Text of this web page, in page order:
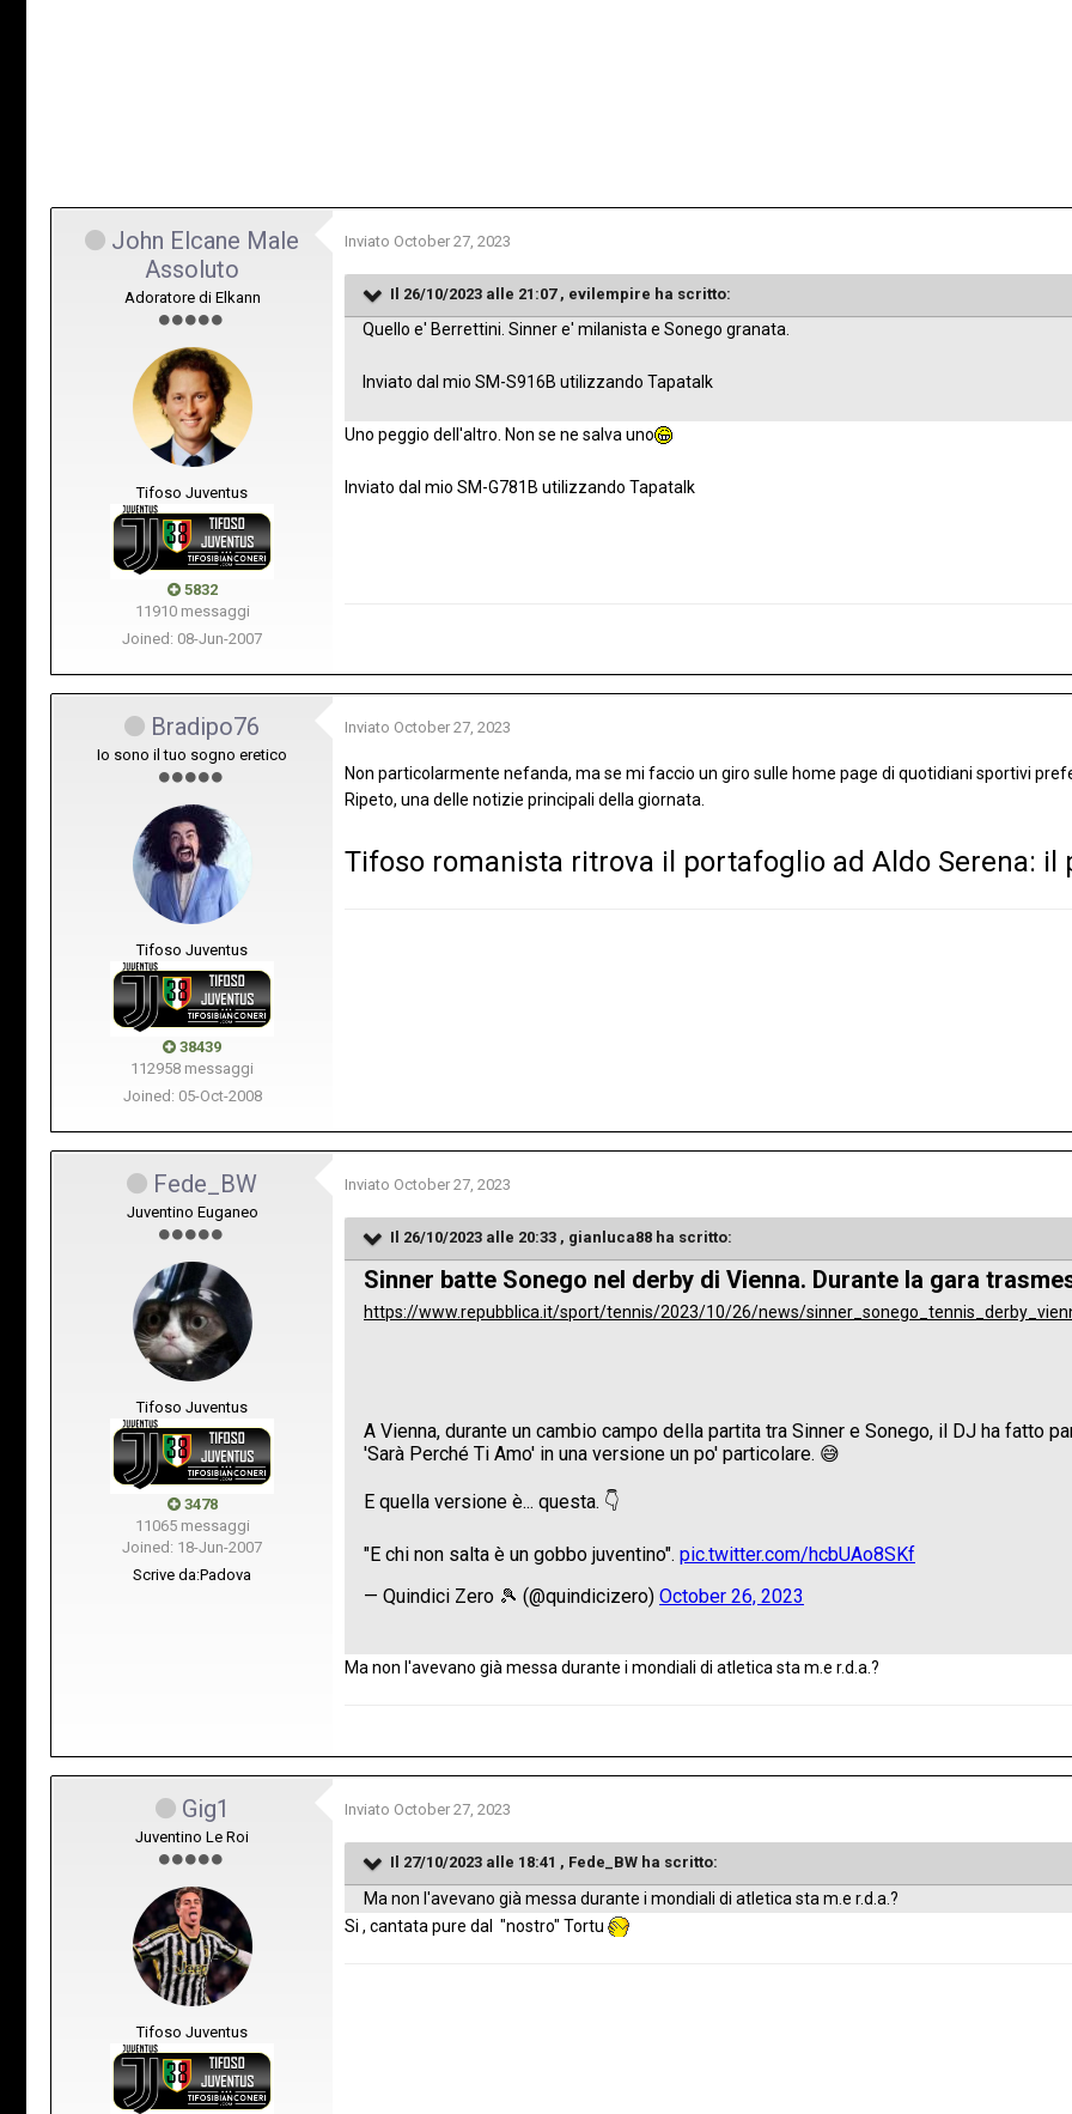
John Elcane Male
Assoluto
Adoratore di Elkann
Tifoso Juventus
5832
11910 messaggi
Joined: 08-Jun-2007
Inviato October 27, 2023
Il 26/10/2023 alle 21:07 , evilempire ha scritto:
Quello e' Berrettini. Sinner e' milanista e Sonego granata.
Inviato dal mio SM-S916B utilizzando Tapatalk
Uno peggio dell'altro. Non se ne salva uno
Inviato dal mio SM-G781B utilizzando Tapatalk
Bradipo76
Io sono il tuo sogno eretico
Tifoso Juventus
38439
112958 messaggi
Joined: 05-Oct-2008
Inviato October 27, 2023
Non particolarmente nefanda, ma se mi faccio un giro sulle home page di quotidiani sportivi
Ripeto, una delle notizie principali della giornata.
Tifoso romanista ritrova il portafoglio ad Aldo Serena: il
Fede_BW
Juventino Euganeo
Tifoso Juventus
3478
11065 messaggi
Joined: 18-Jun-2007
Scrive da:Padova
Inviato October 27, 2023
Il 26/10/2023 alle 20:33 , gianluca88 ha scritto:
Sinner batte Sonego nel derby di Vienna. Durante la gara
https://www.repubblica.it/sport/tennis/2023/10/26/news/
Ma non l'avevano già messa durante i mondiali di atletica sta m.e r.d.a.?
Gig1
Juventino Le Roi
Tifoso Juventus
Inviato October 27, 2023
Il 27/10/2023 alle 18:41 , Fede_BW ha scritto:
Ma non l'avevano già messa durante i mondiali di atletica sta m.e r.d.a.?
Si , cantata pure dal "nostro" Tortu